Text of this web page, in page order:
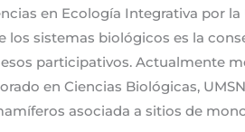
en Ecología Integrativa por
los sistemas biológicos es la
participativos. Actualmente
en Ciencias Biológicas,
asociada a sitios de